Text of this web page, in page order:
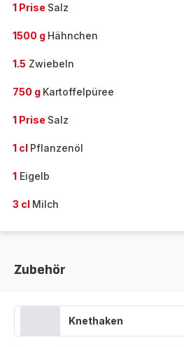
1 Prise Salz
1500 g Hähnchen
1.5 Zwiebeln
750 g Kartoffelpüree
1 Prise Salz
1 cl Pflanzenöl
1 Eigelb
3 cl Milch
Zubehör
Knethaken